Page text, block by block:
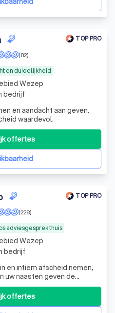
TOP PRO
en duidelijkheid
(82)
en aandacht aan geven.
waardevol.
offertes
Wezep
bedrijf
TOP PRO
adviesgesprek thuis
(228)
en intiem afscheid nemen,
uw naasten geven de
raad en daad. Onze
buitenland.
offertes
Wezep
bedrijf